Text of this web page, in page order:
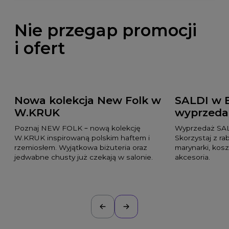
Nie przegap promocji
i ofert
Nowa kolekcja New Folk w
W.KRUK
Poznaj NEW FOLK – nową kolekcję
W.KRUK inspirowaną polskim haftem i
rzemiosłem. Wyjątkowa biżuteria oraz
jedwabne chusty już czekają w salonie.
SALDI w
Wyprzedaż
Skorzystaj z
marynarki,
akcesoria.